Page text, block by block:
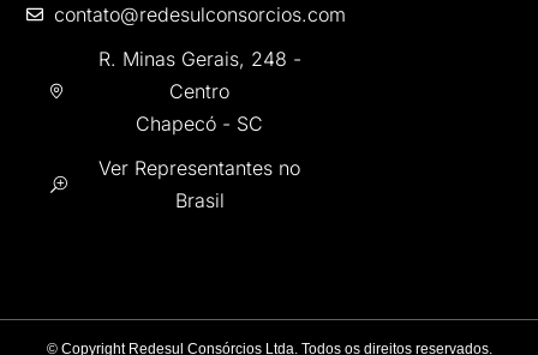
contato@redesulconsorcios.com
R. Minas Gerais, 248 -
Centro
Chapecó - SC
Ver Representantes no
Brasil
© Copyright Redesul Consórcios Ltda. Todos os direitos reservados.